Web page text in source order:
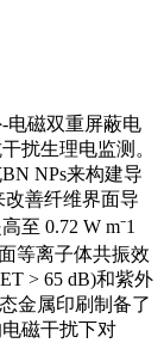
电磁双重屏蔽电
扰生理电监测。
NPs来构建导
善纤维界面导
至 0.72 W m⁻1
等离子体共振效
> 65 dB)和紫外
金属印刷制备了
磁干扰下对